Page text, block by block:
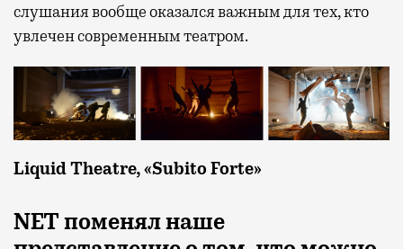
слушания вообще оказался важным для тех, кто
увлечен современным театром.
Liquid Theatre, «Subito Forte»
NET поменял наше